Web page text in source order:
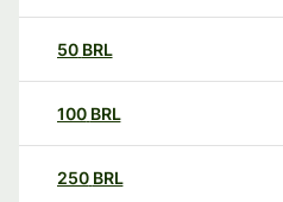
50 BRL
100 BRL
250 BRL